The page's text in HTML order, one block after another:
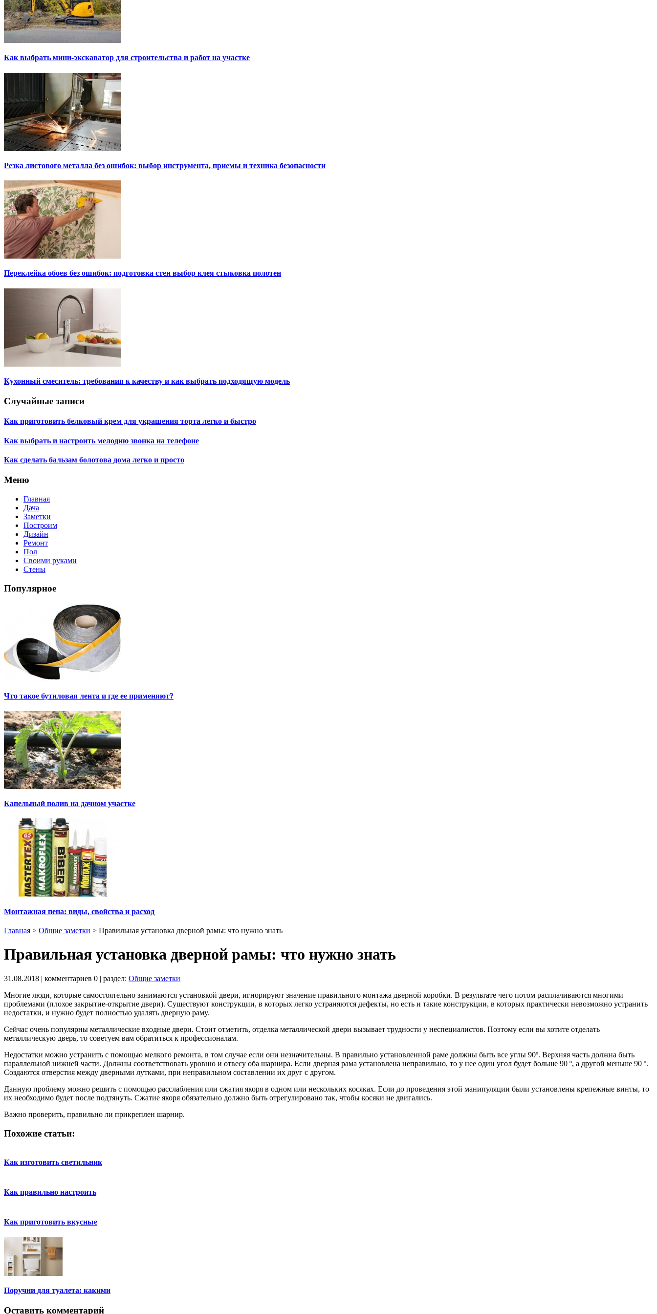
Как выбрать мини-экскаватор для строительства и работ на участке
Резка листового металла без ошибок: выбор инструмента, приемы и техника безопасности
Переклейка обоев без ошибок: подготовка стен выбор клея стыковка полотен
Кухонный смеситель: требования к качеству и как выбрать подходящую модель
Случайные записи
Как приготовить белковый крем для украшения торта легко и быстро
Как выбрать и настроить мелодию звонка на телефоне
Как сделать бальзам болотова дома легко и просто
Меню
Главная
Дача
Заметки
Построим
Дизайн
Ремонт
Пол
Своими руками
Стены
Популярное
Что такое бутиловая лента и где ее применяют?
Капельный полив на дачном участке
Монтажная пена: виды, свойства и расход
Главная > Общие заметки > Правильная установка дверной рамы: что нужно знать
Правильная установка дверной рамы: что нужно знать
31.08.2018 | комментариев 0 | раздел: Общие заметки
Многие люди, которые самостоятельно занимаются установкой двери, игнорируют значение правильного монтажа дверной коробки. В результате чего потом расплачиваются многими
проблемами (плохое закрытие-открытие двери). Существуют конструкции, в которых легко устраняются дефекты, но есть и такие конструкции, в которых практически невозможно устранить
недостатки, и нужно будет полностью удалять дверную раму.
Сейчас очень популярны металлические входные двери. Стоит отметить, отделка металлической двери вызывает трудности у неспециалистов. Поэтому если вы хотите отделать
металлическую дверь, то советуем вам обратиться к профессионалам.
Недостатки можно устранить с помощью мелкого ремонта, в том случае если они незначительны. В правильно установленной раме должны быть все углы 90º. Верхняя часть должна быть
параллельной нижней части. Должны соответствовать уровню и отвесу оба шарнира. Если дверная рама установлена неправильно, то у нее один угол будет больше 90 º, а другой меньше 90 º.
Создаются отверстия между дверными лутками, при неправильном составлении их друг с другом.
Данную проблему можно решить с помощью расслабления или сжатия якоря в одном или нескольких косяках. Если до проведения этой манипуляции были установлены крепежные винты, то
их необходимо будет после подтянуть. Сжатие якоря обязательно должно быть отрегулировано так, чтобы косяки не двигались.
Важно проверить, правильно ли прикреплен шарнир.
Похожие статьи:
Как изготовить светильник
Как правильно настроить
Как приготовить вкусные
Поручни для туалета: какими
Оставить комментарий